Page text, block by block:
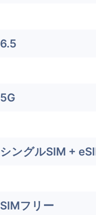
6.5
5G
シングルSIM +
SIMフリー